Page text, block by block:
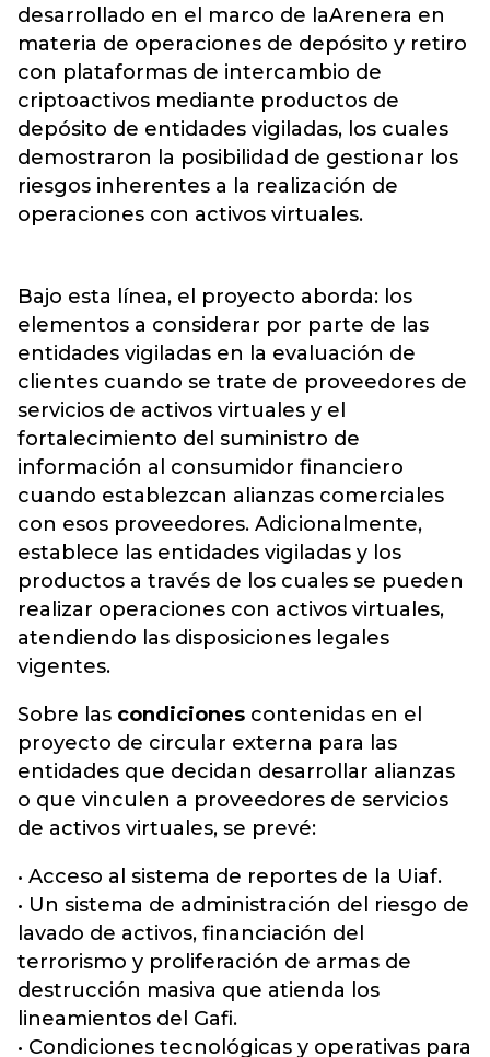
desarrollado en el marco de laArenera en
materia de operaciones de depósito y retiro
con plataformas de intercambio de
criptoactivos mediante productos de
depósito de entidades vigiladas, los cuales
demostraron la posibilidad de gestionar los
riesgos inherentes a la realización de
operaciones con activos virtuales.
Bajo esta línea, el proyecto aborda: los
elementos a considerar por parte de las
entidades vigiladas en la evaluación de
clientes cuando se trate de proveedores de
servicios de activos virtuales y el
fortalecimiento del suministro de
información al consumidor financiero
cuando establezcan alianzas comerciales
con esos proveedores. Adicionalmente,
establece las entidades vigiladas y los
productos a través de los cuales se pueden
realizar operaciones con activos virtuales,
atendiendo las disposiciones legales
vigentes.
Sobre las condiciones contenidas en el
proyecto de circular externa para las
entidades que decidan desarrollar alianzas
o que vinculen a proveedores de servicios
de activos virtuales, se prevé:
• Acceso al sistema de reportes de la Uiaf.
• Un sistema de administración del riesgo de
lavado de activos, financiación del
terrorismo y proliferación de armas de
destrucción masiva que atienda los
lineamientos del Gafi.
• Condiciones tecnológicas y operativas para